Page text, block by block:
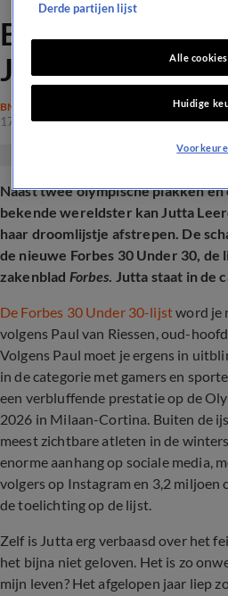
Bijzondere
Jutta Leerdam
BN'ERS
17 apr 2026, 12:40
Naast twee olympische plakken
bekende wereldster kan Jutta
haar droomlijstje afstrepen. De
de nieuwe Forbes 30 Under 30, de
zakenblad Forbes. Jutta staat in de
De Forbes 30 Under 30-lijstword je
volgens Paul van Riessen, oud-
Volgens Paul moet je ergens in
in de categorie met gamers en
een verbluffende prestatie op de
2026 in Milaan-Cortina. Buiten de
meest zichtbare atleten in de
enorme aanhang op sociale media,
volgers op Instagram en 3,2 miljoen
de toelichting op de lijst.
Zelf is Jutta erg verbaasd over het
het bijna niet geloven. Het is zo
mijn leven? Het afgelopen jaar liep
Derde partijen lijst
Alle
Huidige